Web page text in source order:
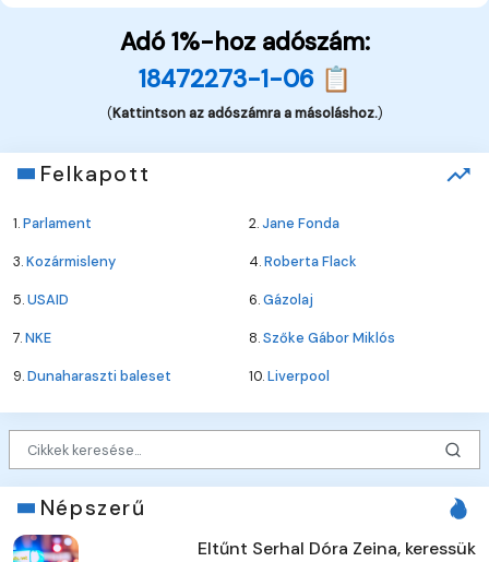
Adó 1%-hoz adószám:
18472273-1-06 📋
(Kattintson az adószámra a másoláshoz.)
Felkapott
1.Parlament 2.Jane Fonda
3.Kozármisleny 4.Roberta Flack
5.USAID 6.Gázolaj
7.NKE 8.Szőke Gábor Miklós
9.Dunaharaszti baleset 10.Liverpool
Népszerű
Eltűnt Serhal Dóra Zeina, keressük